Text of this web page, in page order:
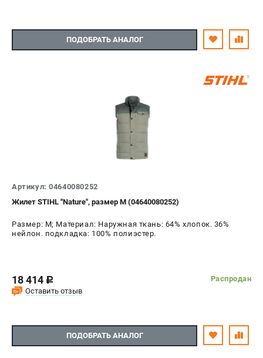
ПОДОБРАТЬ АНАЛОГ
Артикул: 04640080252
Жилет STIHL "Nature", размер M (04640080252)
Размер: M; Материал: Наружная ткань: 64% хлопок. 36%
нейлон. подкладка: 100% полиэстер.
18 414 c
Распродан
Оставить отзыв
ПОДОБРАТЬ АНАЛОГ